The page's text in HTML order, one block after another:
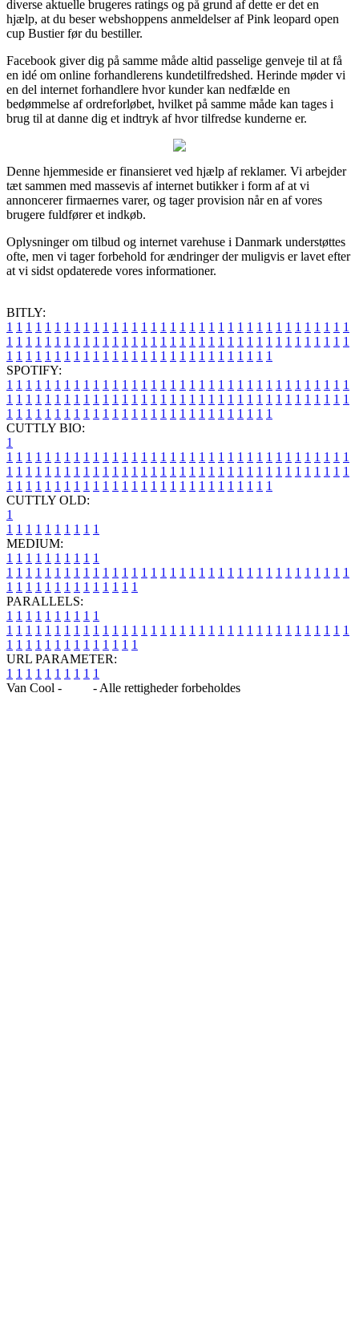
diverse aktuelle brugeres ratings og på grund af dette er det en
hjælp, at du beser webshoppens anmeldelser af Pink leopard open
cup Bustier før du bestiller.
Facebook giver dig på samme måde altid passelige genveje til at få
en idé om online forhandlerens kundetilfredshed. Herinde møder vi
en del internet forhandlere hvor kunder kan nedfælde en
bedømmelse af ordreforløbet, hvilket på samme måde kan tages i
brug til at danne dig et indtryk af hvor tilfredse kunderne er.
Denne hjemmeside er finansieret ved hjælp af reklamer. Vi arbejder
tæt sammen med massevis af internet butikker i form af at vi
annoncerer firmaernes varer, og tager provision når en af vores
brugere fuldfører et indkøb.
Oplysninger om tilbud og internet varehuse i Danmark understøttes
ofte, men vi tager forbehold for ændringer der muligvis er lavet efter
at vi sidst opdaterede vores informationer.
BITLY:
1 1 1 1 1 1 1 1 1 1 1 1 1 1 1 1 1 1 1 1 1 1 1 1 1 1 1 1 1 1 1 1 1 1 1 1
1 1 1 1 1 1 1 1 1 1 1 1 1 1 1 1 1 1 1 1 1 1 1 1 1 1 1 1 1 1 1 1 1 1 1 1
1 1 1 1 1 1 1 1 1 1 1 1 1 1 1 1 1 1 1 1 1 1 1 1 1 1 1 1
SPOTIFY:
1 1 1 1 1 1 1 1 1 1 1 1 1 1 1 1 1 1 1 1 1 1 1 1 1 1 1 1 1 1 1 1 1 1 1 1
1 1 1 1 1 1 1 1 1 1 1 1 1 1 1 1 1 1 1 1 1 1 1 1 1 1 1 1 1 1 1 1 1 1 1 1
1 1 1 1 1 1 1 1 1 1 1 1 1 1 1 1 1 1 1 1 1 1 1 1 1 1 1 1
CUTTLY BIO:
1
1 1 1 1 1 1 1 1 1 1 1 1 1 1 1 1 1 1 1 1 1 1 1 1 1 1 1 1 1 1 1 1 1 1 1 1
1 1 1 1 1 1 1 1 1 1 1 1 1 1 1 1 1 1 1 1 1 1 1 1 1 1 1 1 1 1 1 1 1 1 1 1
1 1 1 1 1 1 1 1 1 1 1 1 1 1 1 1 1 1 1 1 1 1 1 1 1 1 1 1
CUTTLY OLD:
1
1 1 1 1 1 1 1 1 1 1
MEDIUM:
1 1 1 1 1 1 1 1 1 1
1 1 1 1 1 1 1 1 1 1 1 1 1 1 1 1 1 1 1 1 1 1 1 1 1 1 1 1 1 1 1 1 1 1 1 1
1 1 1 1 1 1 1 1 1 1 1 1 1 1
PARALLELS:
1 1 1 1 1 1 1 1 1 1
1 1 1 1 1 1 1 1 1 1 1 1 1 1 1 1 1 1 1 1 1 1 1 1 1 1 1 1 1 1 1 1 1 1 1 1
1 1 1 1 1 1 1 1 1 1 1 1 1 1
URL PARAMETER:
1 1 1 1 1 1 1 1 1 1
Van Cool -
- Alle rettigheder forbeholdes